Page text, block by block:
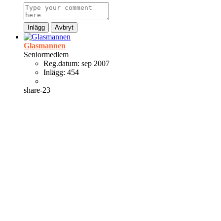
Inlägg Avbryt
Glasmannen
Seniormedlem
Reg.datum: sep 2007
Inlägg: 454
share-23